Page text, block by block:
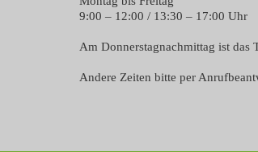
9:00 – 12:00 / 13:30 – 17:00 Uhr
Am Donnerstagnachmittag ist das
Andere Zeiten bitte per